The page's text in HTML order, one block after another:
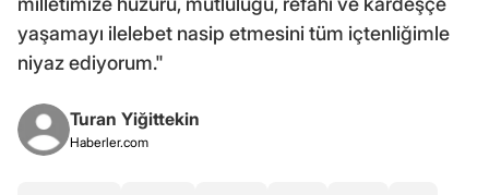
yaşamayı ilelebet nasip etmesini tüm içtenliğimle
niyaz ediyorum."
Turan Yiğittekin
Haberler.com